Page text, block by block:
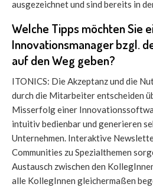
ausgezeichnet und sind bereits in
Welche Tipps möchten Sie
Innovationsmanager bzgl.
auf den Weg geben?
ITONICS: Die Akzeptanz und die
durch die Mitarbeiter entscheiden
Misserfolg einer
intuitiv bedienbar und generieren
Unternehmen. Interaktive
Communities zu Spezialthemen
Austausch zwischen den
alle KollegInnen gleichermaßen